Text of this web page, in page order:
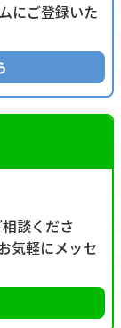
にご登録いた
談くださ
気軽にメッセ